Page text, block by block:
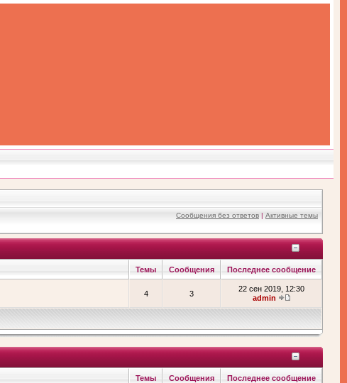
Сообщения без ответов | Активные темы
Темы Сообщения Последнее сообщение
4 3
22 сен 2019, 12:30
admin
Темы Сообщения Последнее сообщение